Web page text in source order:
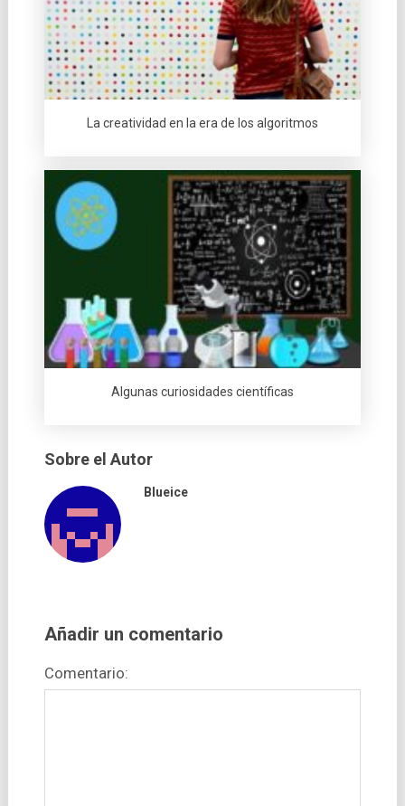
La creatividad en la era de los algoritmos
Algunas curiosidades cientí­ficas
Sobre el Autor
Blueice
Añadir un comentario
Comentario: